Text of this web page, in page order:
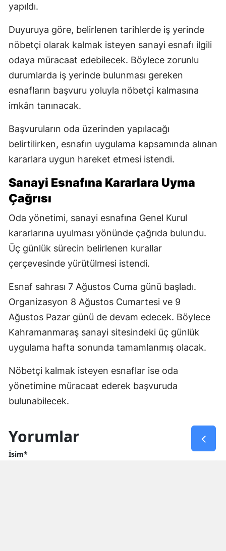
yapıldı.
Duyuruya göre, belirlenen tarihlerde iş yerinde
nöbetçi olarak kalmak isteyen sanayi esnafı ilgili
odaya müracaat edebilecek. Böylece zorunlu
durumlarda iş yerinde bulunması gereken
esnafların başvuru yoluyla nöbetçi kalmasına
imkân tanınacak.
Başvuruların oda üzerinden yapılacağı
belirtilirken, esnafın uygulama kapsamında alınan
kararlara uygun hareket etmesi istendi.
Sanayi Esnafına Kararlara Uyma
Çağrısı
Oda yönetimi, sanayi esnafına Genel Kurul
kararlarına uyulması yönünde çağrıda bulundu.
Üç günlük sürecin belirlenen kurallar
çerçevesinde yürütülmesi istendi.
Esnaf sahrası 7 Ağustos Cuma günü başladı.
Organizasyon 8 Ağustos Cumartesi ve 9
Ağustos Pazar günü de devam edecek. Böylece
Kahramanmaraş sanayi sitesindeki üç günlük
uygulama hafta sonunda tamamlanmış olacak.
Nöbetçi kalmak isteyen esnaflar ise oda
yönetimine müracaat ederek başvuruda
bulunabilecek.
Yorumlar
İsim*